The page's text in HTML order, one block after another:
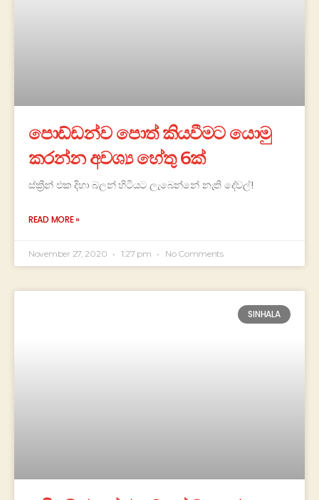
පොඩ්ඩන්ව පොත් කියවීමට යොමු
කරන්න අවශ්‍ය හේතු 6ක්
ස්ක්‍රීන් එක දිහා බලන් හිටියට ලැබෙන්නේ නැති දේවල්!
READ MORE »
November 27, 2020 1:27 pm No Comments
SINHALA